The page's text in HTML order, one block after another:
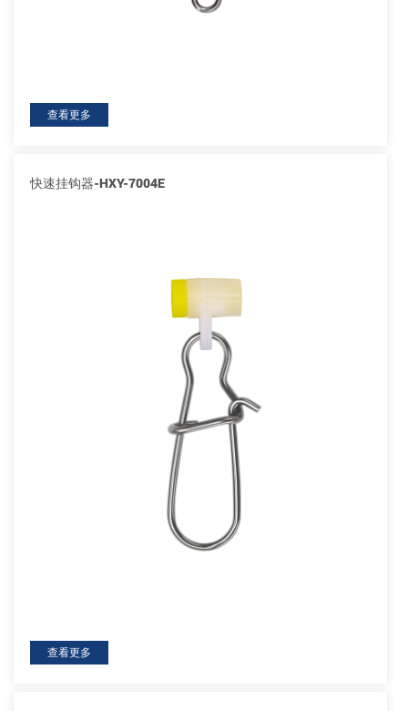
查看更多
快速挂钩器-HXY-7004E
查看更多